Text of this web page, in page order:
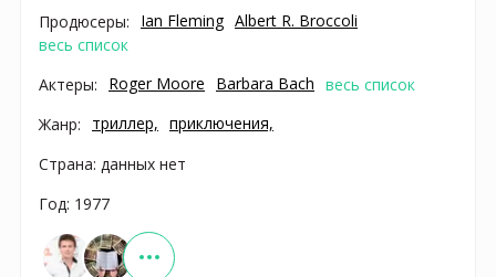
Продюсеры: Ian Fleming Albert R. Broccoli
весь список
Актеры:
Roger Moore Barbara Bach весь список
Жанр:
триллер, приключения,
Страна: данных нет
Год: 1977